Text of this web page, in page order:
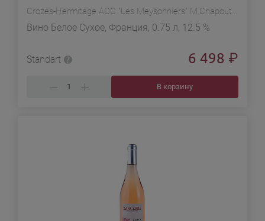
Crozes-Hermitage AOC "Les Meysonniers" M.Chapoutier
Вино Белое Сухое, Франция, 0.75 л, 12.5 %
Standart 6 498 ₽
В корзину